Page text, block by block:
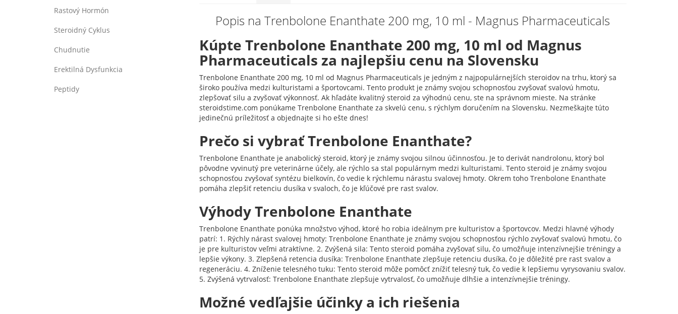
Rastový Hormón
Steroidný Cyklus
Chudnutie
Erektilná Dysfunkcia
Peptidy
Popis na Trenbolone Enanthate 200 mg, 10 ml - Magnus Pharmaceuticals
Kúpte Trenbolone Enanthate 200 mg, 10 ml od Magnus
Pharmaceuticals za najlepšiu cenu na Slovensku
Trenbolone Enanthate 200 mg, 10 ml od Magnus Pharmaceuticals je jedným z najpopulárnejších steroidov na trhu, ktorý sa
široko používa medzi kulturistami a športovcami. Tento produkt je známy svojou schopnosťou zvyšovať svalovú hmotu,
zlepšovať silu a zvyšovať výkonnosť. Ak hľadáte kvalitný steroid za výhodnú cenu, ste na správnom mieste. Na stránke
steroidstime.com ponúkame Trenbolone Enanthate za skvelú cenu, s rýchlym doručením na Slovensku. Nezmeškajte túto
jedinečnú príležitosť a objednajte si ho ešte dnes!
Prečo si vybrať Trenbolone Enanthate?
Trenbolone Enanthate je anabolický steroid, ktorý je známy svojou silnou účinnosťou. Je to derivát nandrolonu, ktorý bol
pôvodne vyvinutý pre veterinárne účely, ale rýchlo sa stal populárnym medzi kulturistami. Tento steroid je známy svojou
schopnosťou zvyšovať syntézu bielkovín, čo vedie k rýchlemu nárastu svalovej hmoty. Okrem toho Trenbolone Enanthate
pomáha zlepšiť retenciu dusíka v svaloch, čo je kľúčové pre rast svalov.
Výhody Trenbolone Enanthate
Trenbolone Enanthate ponúka množstvo výhod, ktoré ho robia ideálnym pre kulturistov a športovcov. Medzi hlavné výhody
patrí: 1. Rýchly nárast svalovej hmoty: Trenbolone Enanthate je známy svojou schopnosťou rýchlo zvyšovať svalovú hmotu, čo
je pre kulturistov veľmi atraktívne. 2. Zvýšená sila: Tento steroid pomáha zvyšovať silu, čo umožňuje intenzívnejšie tréningy a
lepšie výkony. 3. Zlepšená retencia dusíka: Trenbolone Enanthate zlepšuje retenciu dusíka, čo je dôležité pre rast svalov a
regeneráciu. 4. Zníženie telesného tuku: Tento steroid môže pomôcť znížiť telesný tuk, čo vedie k lepšiemu vyrysovaniu svalov.
5. Zvýšená vytrvalosť: Trenbolone Enanthate zlepšuje vytrvalosť, čo umožňuje dlhšie a intenzívnejšie tréningy.
Možné vedľajšie účinky a ich riešenia